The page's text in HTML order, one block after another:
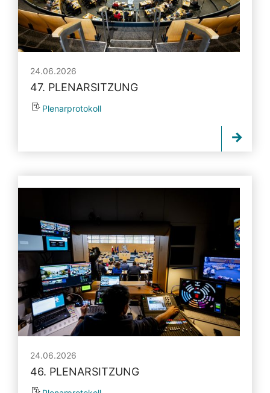
24.06.2026
47. PLENARSITZUNG
Plenarprotokoll
24.06.2026
46. PLENARSITZUNG